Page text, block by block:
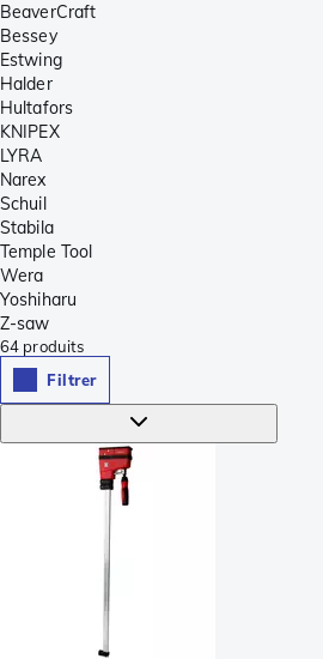
BeaverCraft
Bessey
Estwing
Halder
Hultafors
KNIPEX
LYRA
Narex
Schuil
Stabila
Temple Tool
Wera
Yoshiharu
Z-saw
64 produits
Filtrer